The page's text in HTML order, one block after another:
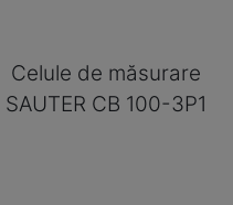
Celule de măsurare
SAUTER CB 100-3P1